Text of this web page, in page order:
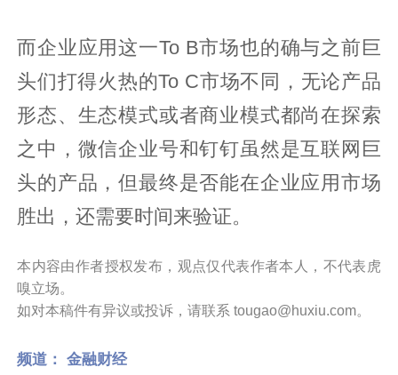
而企业应用这一To B市场也的确与之前巨
头们打得火热的To C市场不同，无论产品
形态、生态模式或者商业模式都尚在探索
之中，微信企业号和钉钉虽然是互联网巨
头的产品，但最终是否能在企业应用市场
胜出，还需要时间来验证。
本内容由作者授权发布，观点仅代表作者本人，不代表虎
嗅立场。
如对本稿件有异议或投诉，请联系 tougao@huxiu.com。
频道： 金融财经